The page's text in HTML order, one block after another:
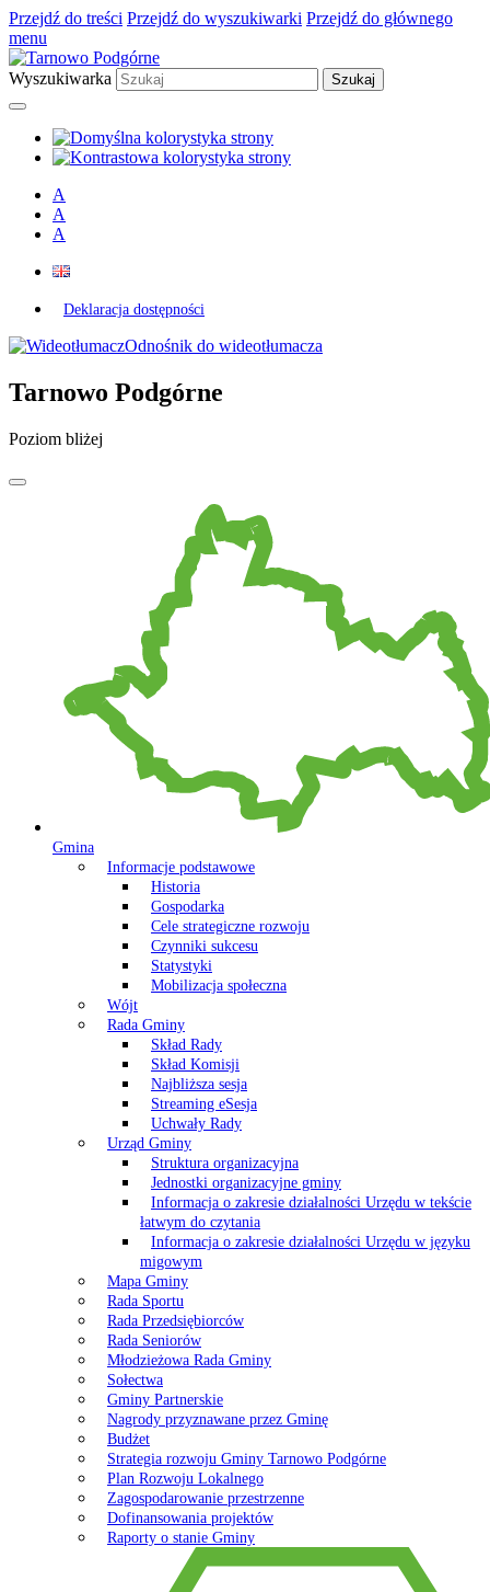
Przejdź do treści Przejdź do wyszukiwarki Przejdź do głównego
menu
Wyszukiwarka
A
A
A
Deklaracja dostępności
Odnośnik do wideotłumacza
Tarnowo Podgórne
Poziom bliżej
Gmina
Informacje podstawowe
Historia
Gospodarka
Cele strategiczne rozwoju
Czynniki sukcesu
Statystyki
Mobilizacja społeczna
Wójt
Rada Gminy
Skład Rady
Skład Komisji
Najbliższa sesja
Streaming eSesja
Uchwały Rady
Urząd Gminy
Struktura organizacyjna
Jednostki organizacyjne gminy
Informacja o zakresie działalności Urzędu w tekście
łatwym do czytania
Informacja o zakresie działalności Urzędu w języku
migowym
Mapa Gminy
Rada Sportu
Rada Przedsiębiorców
Rada Seniorów
Młodzieżowa Rada Gminy
Sołectwa
Gminy Partnerskie
Nagrody przyznawane przez Gminę
Budżet
Strategia rozwoju Gminy Tarnowo Podgórne
Plan Rozwoju Lokalnego
Zagospodarowanie przestrzenne
Dofinansowania projektów
Raporty o stanie Gminy